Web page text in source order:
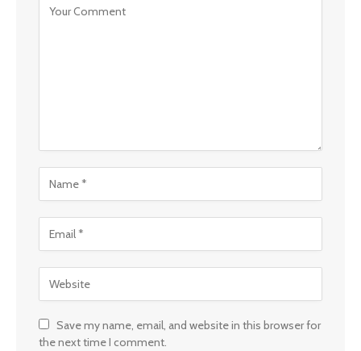
Save my name, email, and website in this browser for
the next time I comment.